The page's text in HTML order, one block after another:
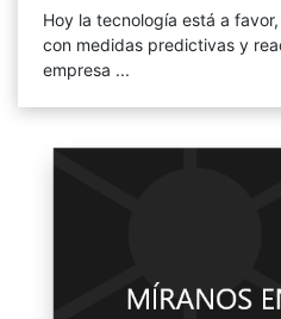
Hoy la tecnología está a
con medidas predictivas y
empresa ...